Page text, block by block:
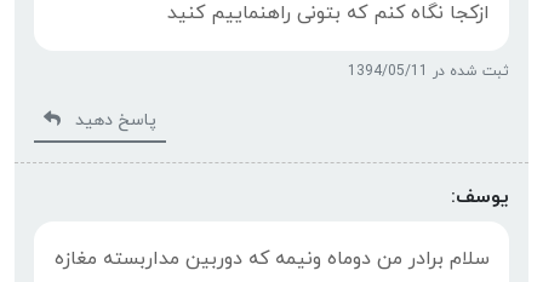
ازکجا نگاه کنم که بتونی راهنماییم کنید
ثبت شده در 1394/05/11
پاسخ دهید
یوسف:
سلام برادر من دوماه ونیمه که دوربین مداربسته مغازه